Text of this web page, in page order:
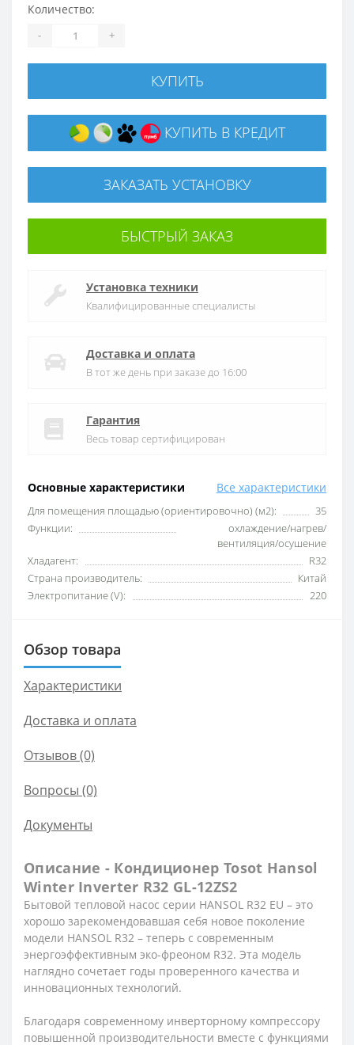
Основные характеристики Все характеристики
Для помещения площадью (ориентировочно) (м2):
35
Функции:
охлаждение/нагрев/
вентиляция/осушение
Хладагент:
R32
Страна производитель:
Китай
Электропитание (V):
220
Количество:
- +
КУПИТЬ
КУПИТЬ В КРЕДИТ
ЗАКАЗАТЬ УСТАНОВКУ
БЫСТРЫЙ ЗАКАЗ
Установка техники
Квалифицированные специалисты
Доставка и оплата
В тот же день при заказе до 16:00
Гарантия
Весь товар сертифицирован
Обзор товара
Характеристики
Доставка и оплата
Отзывов (0)
Вопросы (0)
Документы
Описание - Кондиционер Tosot Hansol
Winter Inverter R32 GL-12ZS2
Бытовой тепловой насос серии HANSOL R32 EU – это
хорошо зарекомендовавшая себя новое поколение
модели HANSOL R32 – теперь с современным
энергоэффективным эко-фреоном R32. Эта модель
наглядно сочетает годы проверенного качества и
инновационных технологий.
Благодаря современному инверторному компрессору
повышенной производительности вместе с функциями